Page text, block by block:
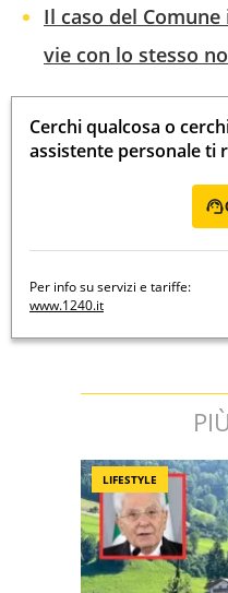
Il caso del
vie con lo stesso
Cerchi qualcosa o
assistente personale ti
Per info su servizi e tariffe:
www.1240.it
LIFESTYLE